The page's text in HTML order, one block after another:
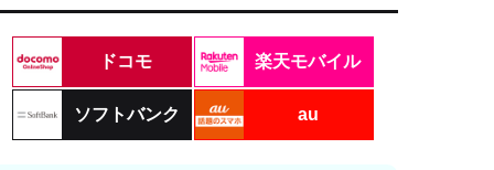
ドコモ 楽天モバイル
ソフトバンク au